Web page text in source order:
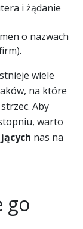
i żądanie
o nazwach
wiele
na które
Aby
warto
nas na
go